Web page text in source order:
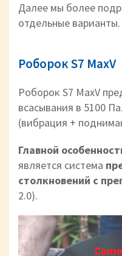
Далее мы более
отдельные варианты.
Роборок S7 MaxV
Роборок S7 MaxV
всасывания в 5100
(вибрация +
Главной
является система
столкновений с
2.0).